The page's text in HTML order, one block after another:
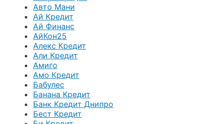
Авто Мани
Ай Кредит
Ай Финанс
АйКон25
Алекс Кредит
Али Кредит
Амиго
Амо Кредит
Бабулес
Банана Кредит
Банк Кредит Днипро
Бест Кредит